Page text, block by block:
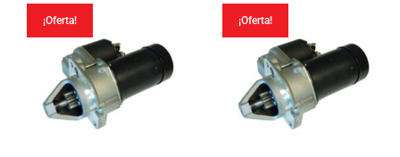
¡Oferta! ¡Oferta!